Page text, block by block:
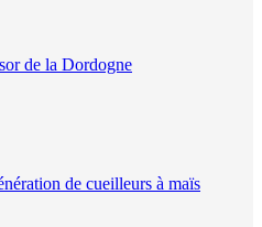
de la Dordogne
de cueilleurs à maïs